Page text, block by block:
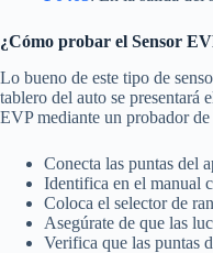
¿Cómo probar el Sensor
Lo bueno de este tipo de
tablero del auto se presentará
EVP mediante un probador
Conecta las puntas del
Identifica en el manual
Coloca el selector de
Asegúrate de que las
Verifica que las puntas